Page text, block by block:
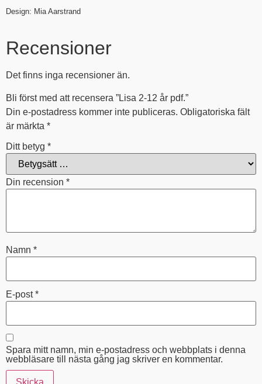
Design: Mia Aarstrand
Recensioner
Det finns inga recensioner än.
Bli först med att recensera ”Lisa 2-12 år pdf.”
Din e-postadress kommer inte publiceras. Obligatoriska fält
är märkta *
Ditt betyg *
Din recension *
Namn *
E-post*
Spara mitt namn, min e-postadress och webbplats i denna
webbläsare till nästa gång jag skriver en kommentar.